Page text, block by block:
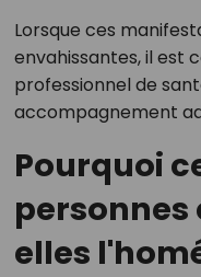
Lorsque ces
envahissantes, il est
professionnel de
accompagnement
Pourquoi
elles